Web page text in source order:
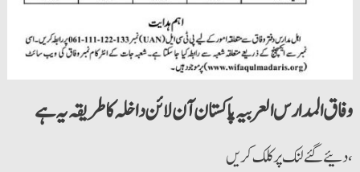
وفاق المدارس العربیہ پاکستان آن لائن داخلہ کا طریقہ یہ ہے
دئیے گئے لنک پر کلک کریں،